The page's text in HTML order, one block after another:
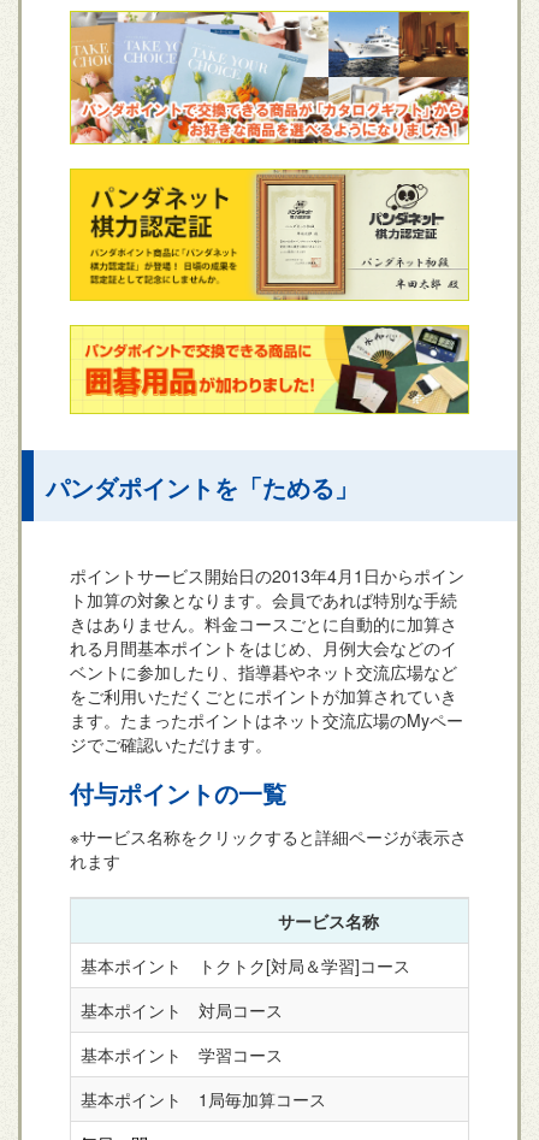
パンダポイントを「ためる」
ポイントサービス開始日の2013年4月1日からポイン
ト加算の対象となります。会員であれば特別な手続
きはありません。料金コースごとに自動的に加算さ
れる月間基本ポイントをはじめ、月例大会などのイ
ベントに参加したり、指導碁やネット交流広場など
をご利用いただくごとにポイントが加算されていき
ます。たまったポイントはネット交流広場のMyペー
ジでご確認いただけます。
付与ポイントの一覧
※サービス名称をクリックすると詳細ページが表示さ
れます
サービス名称
基本ポイント トクトク[対局＆学習]コース
基本ポイント 対局コース
基本ポイント 学習コース
基本ポイント 1局毎加算コース